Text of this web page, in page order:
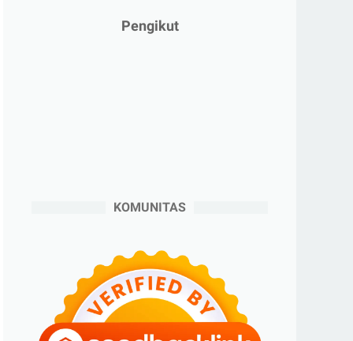
(2)
Maret 2024(2)
►
Februari 2024(6)
►Januari 2024(2)
Pengikut
KOMUNITAS